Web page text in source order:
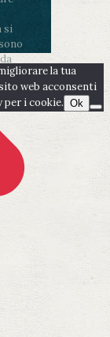
si
la tua
web acconsenti
i cookie. Ok